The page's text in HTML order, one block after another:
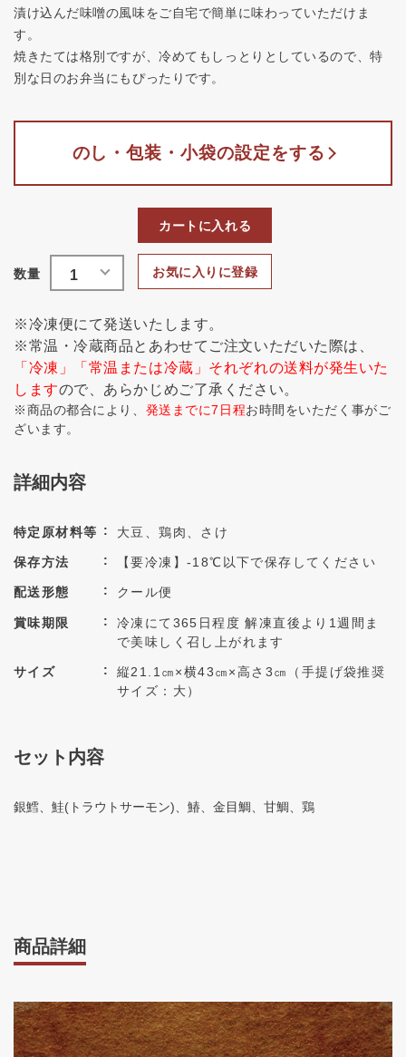
漬け込んだ味噌の風味をご自宅で簡単に味わっていただけま
す。
焼きたては格別ですが、冷めてもしっとりとしているので、特
別な日のお弁当にもぴったりです。
のし・包装・小袋の設定をする
お気に入りに登録
カートに入れる
※冷凍便にて発送いたします。
※常温・冷蔵商品とあわせてご注文いただいた際は、
「冷凍」「常温または冷蔵」それぞれの送料が発生いた
しますので、あらかじめご了承ください。
※商品の都合により、 発送までに7日程お時間をいただく事がご
ざいます。
詳細内容
特定原材料等 大豆、鶏肉、さけ
保存方法 【要冷凍】-18℃以下で保存してください
配送形態 クール便
賞味期限
冷凍にて365日程度 解凍直後より1週間ま
で美味しく召し上がれます
サイズ
縦21.1㎝×横43㎝×高さ3㎝（手提げ袋推奨
サイズ：大）
セット内容
銀鱈、鮭(トラウトサーモン)、鰆、金目鯛、甘鯛、鶏
商品詳細